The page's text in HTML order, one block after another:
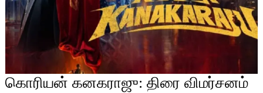
கொரியன் கனகராஜு: திரை விமர்சனம்